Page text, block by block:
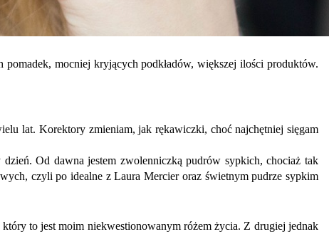
mocniej kryjących podkładów, większej ilości produktów.
lat. Korektory zmieniam, jak rękawiczki, choć najchętniej sięgam
Od dawna jestem zwolenniczką pudrów sypkich, chociaż tak
czyli po idealne z Laura Mercier oraz świetnym pudrze sypkim
to jest moim niekwestionowanym różem życia. Z drugiej jednak